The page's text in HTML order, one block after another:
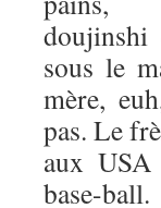
doujinshi
sous le
mère,
pas. Le
aux
base-